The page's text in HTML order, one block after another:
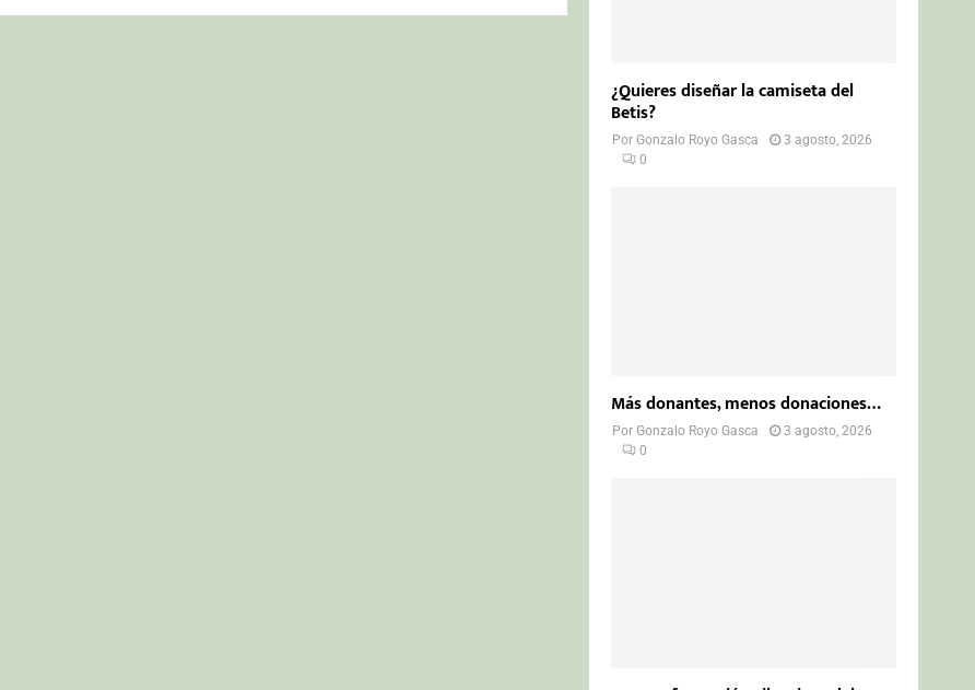
¿Quieres diseñar la camiseta del
Betis?
PorGonzalo Royo Gasca
3 agosto, 2026
0
Más donantes, menos donaciones…
PorGonzalo Royo Gasca
3 agosto, 2026
0